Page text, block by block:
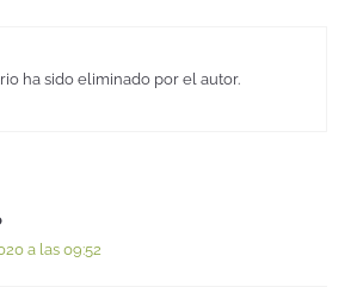
ha sido eliminado por el autor.
a las 09:52